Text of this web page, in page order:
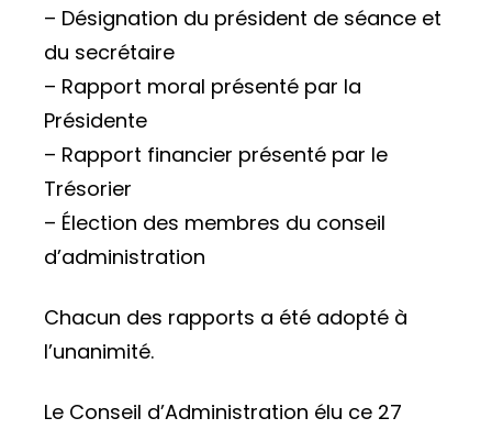
– Désignation du président de séance et
du secrétaire
– Rapport moral présenté par la
Présidente
– Rapport financier présenté par le
Trésorier
– Élection des membres du conseil
d’administration
Chacun des rapports a été adopté à
l’unanimité.
Le Conseil d’Administration élu ce 27